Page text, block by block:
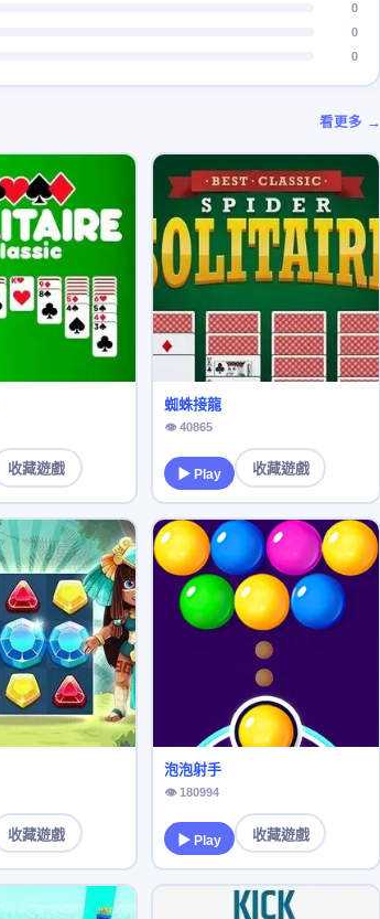
0
0
0
看更多 →
收藏遊戲
蜘蛛接龍
👁 40865
▶ Play 收藏遊戲
收藏遊戲
泡泡射手
👁 180994
▶ Play 收藏遊戲